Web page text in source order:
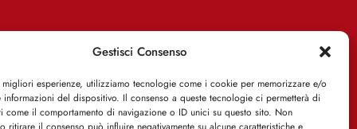
Gestisci Consenso
esperienze, utilizziamo tecnologie come i cookie per memorizzare e/o
informazioni del dispositivo. Il consenso a queste tecnologie ci permetterà di
come il comportamento di navigazione o ID unici su questo sito. Non